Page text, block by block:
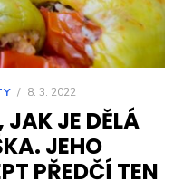
/ 8. 3. 2022
JAK JE DĚLÁ
JEHO
PŘEDČÍ TEN